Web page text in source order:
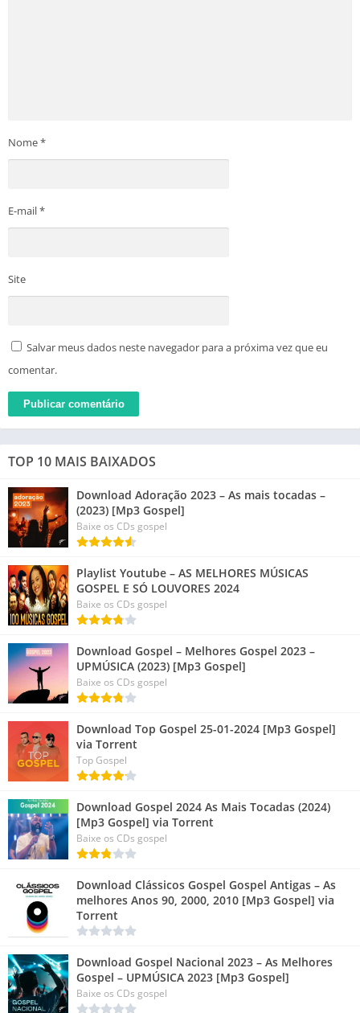
Nome*
E-mail*
Site
Salvar meus dados neste navegador para a próxima vez que eu
comentar.
TOP 10 MAIS BAIXADOS
Download Adoração 2023 – As mais tocadas –
(2023) [Mp3 Gospel]
Baixe os CDs gospel
Playlist Youtube – AS MELHORES MÚSICAS
GOSPEL E SÓ LOUVORES 2024
Baixe os CDs gospel
Download Gospel – Melhores Gospel 2023 –
UPMÚSICA (2023) [Mp3 Gospel]
Baixe os CDs gospel
Download Top Gospel 25-01-2024 [Mp3 Gospel]
via Torrent
Top Gospel
Download Gospel 2024 As Mais Tocadas (2024)
[Mp3 Gospel] via Torrent
Baixe os CDs gospel
Download Clássicos Gospel Gospel Antigas – As
melhores Anos 90, 2000, 2010 [Mp3 Gospel] via
Torrent
Download Gospel Nacional 2023 – As Melhores
Gospel – UPMÚSICA 2023 [Mp3 Gospel]
Baixe os CDs gospel